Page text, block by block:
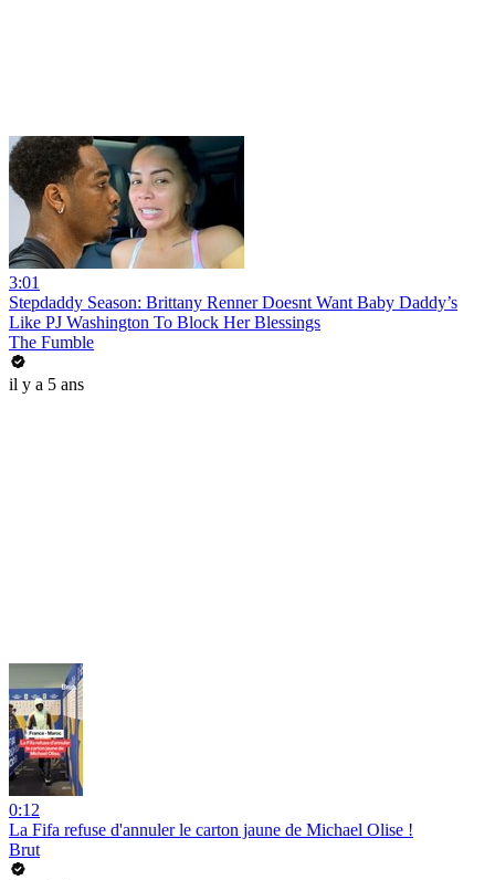
3:01
Stepdaddy Season: Brittany Renner Doesnt Want Baby Daddy’s
Like PJ Washington To Block Her Blessings
The Fumble
il y a 5 ans
0:12
La Fifa refuse d'annuler le carton jaune de Michael Olise !
Brut